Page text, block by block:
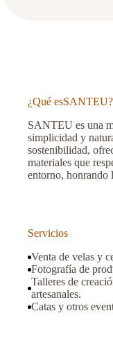
¿Qué esSANTEU?
SANTEU es una
simplicidad y
sostenibilidad,
materiales que
entorno, honrando
Servicios
Venta de velas y
Fotografía de
Talleres de
artesanales.
Catas y otros